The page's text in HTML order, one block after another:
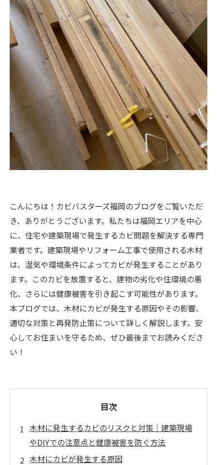
こんにちは！カビバスターズ福岡のブログをご覧いただ
き、ありがとうございます。私たちは福岡エリアを中心
に、住宅や建築現場で発生するカビ問題を解決する専門
業者です。建築現場やリフォーム工事で使用される木材
は、湿気や環境条件によってカビが発生することがあり
ます。このカビを放置すると、建物の劣化や住環境の悪
化、さらには健康被害を引き起こす可能性があります。
本ブログでは、木材にカビが発生する原因やその影響、
適切な対策と再発防止策について詳しく解説します。安
心してお住まいを守るため、ぜひ最後までお読みくださ
い！
目次
木材に発生するカビのリスクと対策｜建築現場
やDIYでの注意点と健康被害を防ぐ方法
木材にカビが発生する原因